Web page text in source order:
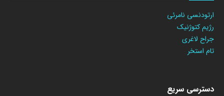
ارتودنسی نامرئی
رژیم کتوژنیک
جراح لاغری
تام استخر
دسترسی سریع